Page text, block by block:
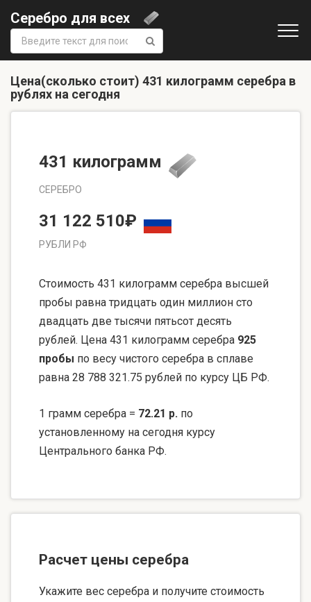
Серебро для всех
Поиск:
Цена(сколько стоит) 431 килограмм серебра в
рублях на сегодня
431 килограмм
СЕРЕБРО
31 122 510₽
РУБЛИ РФ
Стоимость 431 килограмм серебра высшей
пробы равна тридцать один миллион сто
двадцать две тысячи пятьсот десять
рублей. Цена 431 килограмм серебра 925
пробы по весу чистого серебра в сплаве
равна 28 788 321.75 рублей по курсу ЦБ РФ.
1 грамм серебра = 72.21 р. по
установленному на сегодня курсу
Центрального банка РФ.
Расчет цены серебра
Укажите вес серебра и получите стоимость